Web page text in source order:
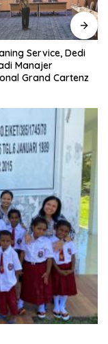
Service, Dedi
Manajer
Grand Cartenz